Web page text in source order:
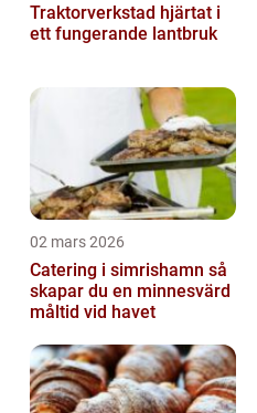
Traktorverkstad hjärtat i
ett fungerande lantbruk
02 mars 2026
Catering i simrishamn så
skapar du en minnesvärd
måltid vid havet